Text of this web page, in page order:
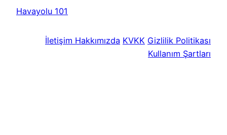
Havayolu 101
İletişim Hakkımızda KVKK Gizlilik Politikası
Kullanım Şartları